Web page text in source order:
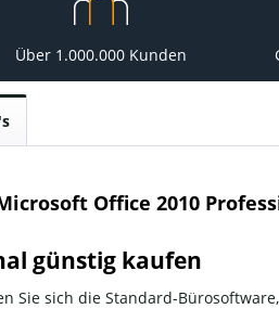
Über 1.000.000 Kunden
Office 2010
günstig kaufen
Sie sich die Standard-